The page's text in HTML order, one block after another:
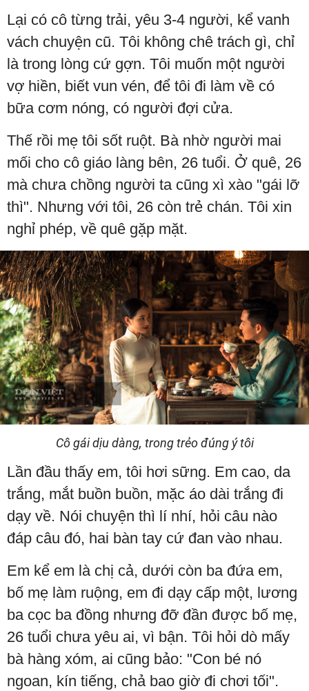
Lại có cô từng trải, yêu 3-4 người, kể vanh
vách chuyện cũ. Tôi không chê trách gì, chỉ
là trong lòng cứ gợn. Tôi muốn một người
vợ hiền, biết vun vén, để tôi đi làm về có
bữa cơm nóng, có người đợi cửa.
Thế rồi mẹ tôi sốt ruột. Bà nhờ người mai
mối cho cô giáo làng bên, 26 tuổi. Ở quê, 26
mà chưa chồng người ta cũng xì xào "gái lỡ
thì". Nhưng với tôi, 26 còn trẻ chán. Tôi xin
nghỉ phép, về quê gặp mặt.
Cô gái dịu dàng, trong trẻo đúng ý tôi
Lần đầu thấy em, tôi hơi sững. Em cao, da
trắng, mắt buồn buồn, mặc áo dài trắng đi
dạy về. Nói chuyện thì lí nhí, hỏi câu nào
đáp câu đó, hai bàn tay cứ đan vào nhau.
Em kể em là chị cả, dưới còn ba đứa em,
bố mẹ làm ruộng, em đi dạy cấp một, lương
ba cọc ba đồng nhưng đỡ đần được bố mẹ,
26 tuổi chưa yêu ai, vì bận. Tôi hỏi dò mấy
bà hàng xóm, ai cũng bảo: "Con bé nó
ngoan, kín tiếng, chả bao giờ đi chơi tối".